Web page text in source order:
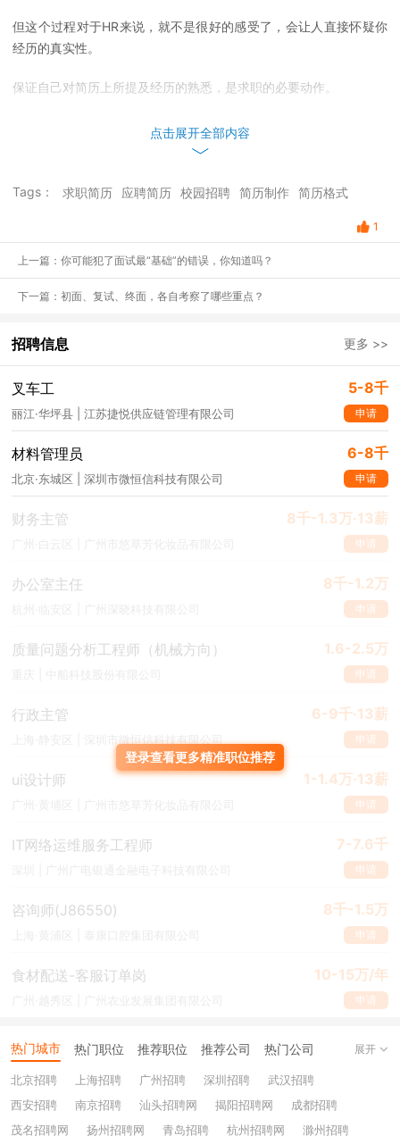
但这个过程对于HR来说，就不是很好的感受了，会让人直接怀疑你
经历的真实性。
保证自己对简历上所提及经历的熟悉，是求职的必要动作。
点击展开全部内容
Tags： 求职简历 应聘简历 校园招聘 简历制作 简历格式
1
上一篇：你可能犯了面试最“基础”的错误，你知道吗？
下一篇：初面、复试、终面，各自考察了哪些重点？
招聘信息 更多 >>
叉车工 5-8千
丽江·华坪县 | 江苏捷悦供应链管理有限公司 申请
材料管理员 6-8千
北京·东城区 | 深圳市微恒信科技有限公司 申请
财务主管 8千-1.3万·13薪
申请
办公室主任 8千-1.2万
申请
质量问题分析工程师（机械方向） 1.6-2.5万
申请
行政主管 6-9千·13薪
上海·静安区 | 深圳市微恒信科技有限公司 申请
ui设计师 1-1.4万·13薪
申请
IT网络运维服务工程师 7-7.6千
申请
咨询师(J86550) 8千-1.5万
申请
食材配送-客服订单岗 10-15万/年
申请
登录查看更多精准职位推荐
热门城市 热门职位 推荐职位 推荐公司 热门公司
北京招聘 上海招聘 广州招聘 深圳招聘
武汉招聘
西安招聘
南京招聘 汕头招聘网 揭阳招聘网
成都招聘
茂名招聘网
扬州招聘网 青岛招聘 杭州招聘网 滁州招聘
展开